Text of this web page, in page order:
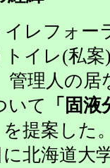
レフォー
イレ(私
理人の居
いて
「固
を提案した
北海道大